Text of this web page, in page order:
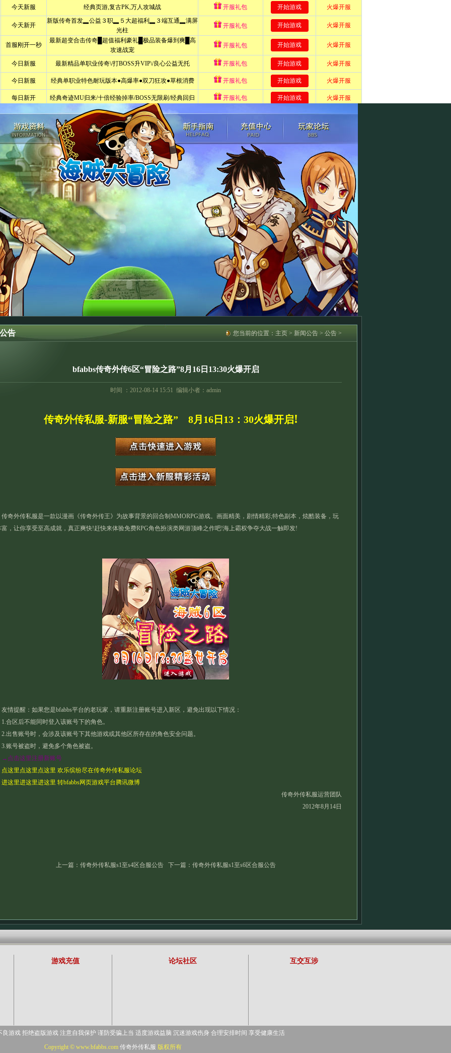
公告 您当前的位置： 主页 > 新闻公告 > 公告 >
bfabbs传奇外传6区“冒险之路”8月16日13:30火爆开启
时间 ：2012-08-14 15:51 编辑小者：admin
传奇外传私服-新服“冒险之路” 8月16日13：30火爆开启!
外传私服是一款以漫画《传奇外传王》为故事背景的回合制MMORPG游戏。画面精美，剧情精彩;特色副本，炫酷装备，玩
富，让你享受至高成就，真正爽快!赶快来体验免费RPG角色扮演类网游顶峰之作吧!海上霸权争夺大战一触即发!
提醒：如果您是bfabbs平台的老玩家，请重新注册账号进入新区，避免出现以下情况：
区后不能同时登入该账号下的角色。
账号时，会涉及该账号下其他游戏或其他区所存在的角色安全问题。
号被盗时，避免多个角色被盗。
击这里注册新账号
里点这里点这里 欢乐缤纷尽在传奇外传私服论坛
里进这里进这里 转bfabbs网页游戏平台腾讯微博
传奇外传私服运营团队
2012年8月14日
上一篇： 传奇外传私服s1至s4区合服公告下一篇： 传奇外传私服s1至s6区合服公告
游戏充值 论坛社区 互交互涉
游戏 拒绝盗版游戏 注意自我保护 谨防受骗上当 适度游戏益脑 沉迷游戏伤身 合理安排时间 享受健康生活
Copyright © www.bfabbs.com 传奇外传私服 版权所有